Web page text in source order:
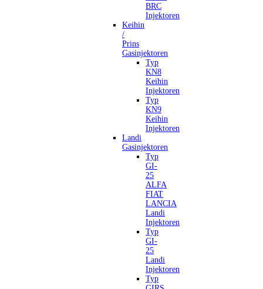
BRC
Injektoren
Keihin
/
Prins
Gasinjektoren
Typ
KN8
Keihin
Injektoren
Typ
KN9
Keihin
Injektoren
Landi
Gasinjektoren
Typ
GI-
25
ALFA
FIAT
LANCIA
Landi
Injektoren
Typ
GI-
25
Landi
Injektoren
Typ